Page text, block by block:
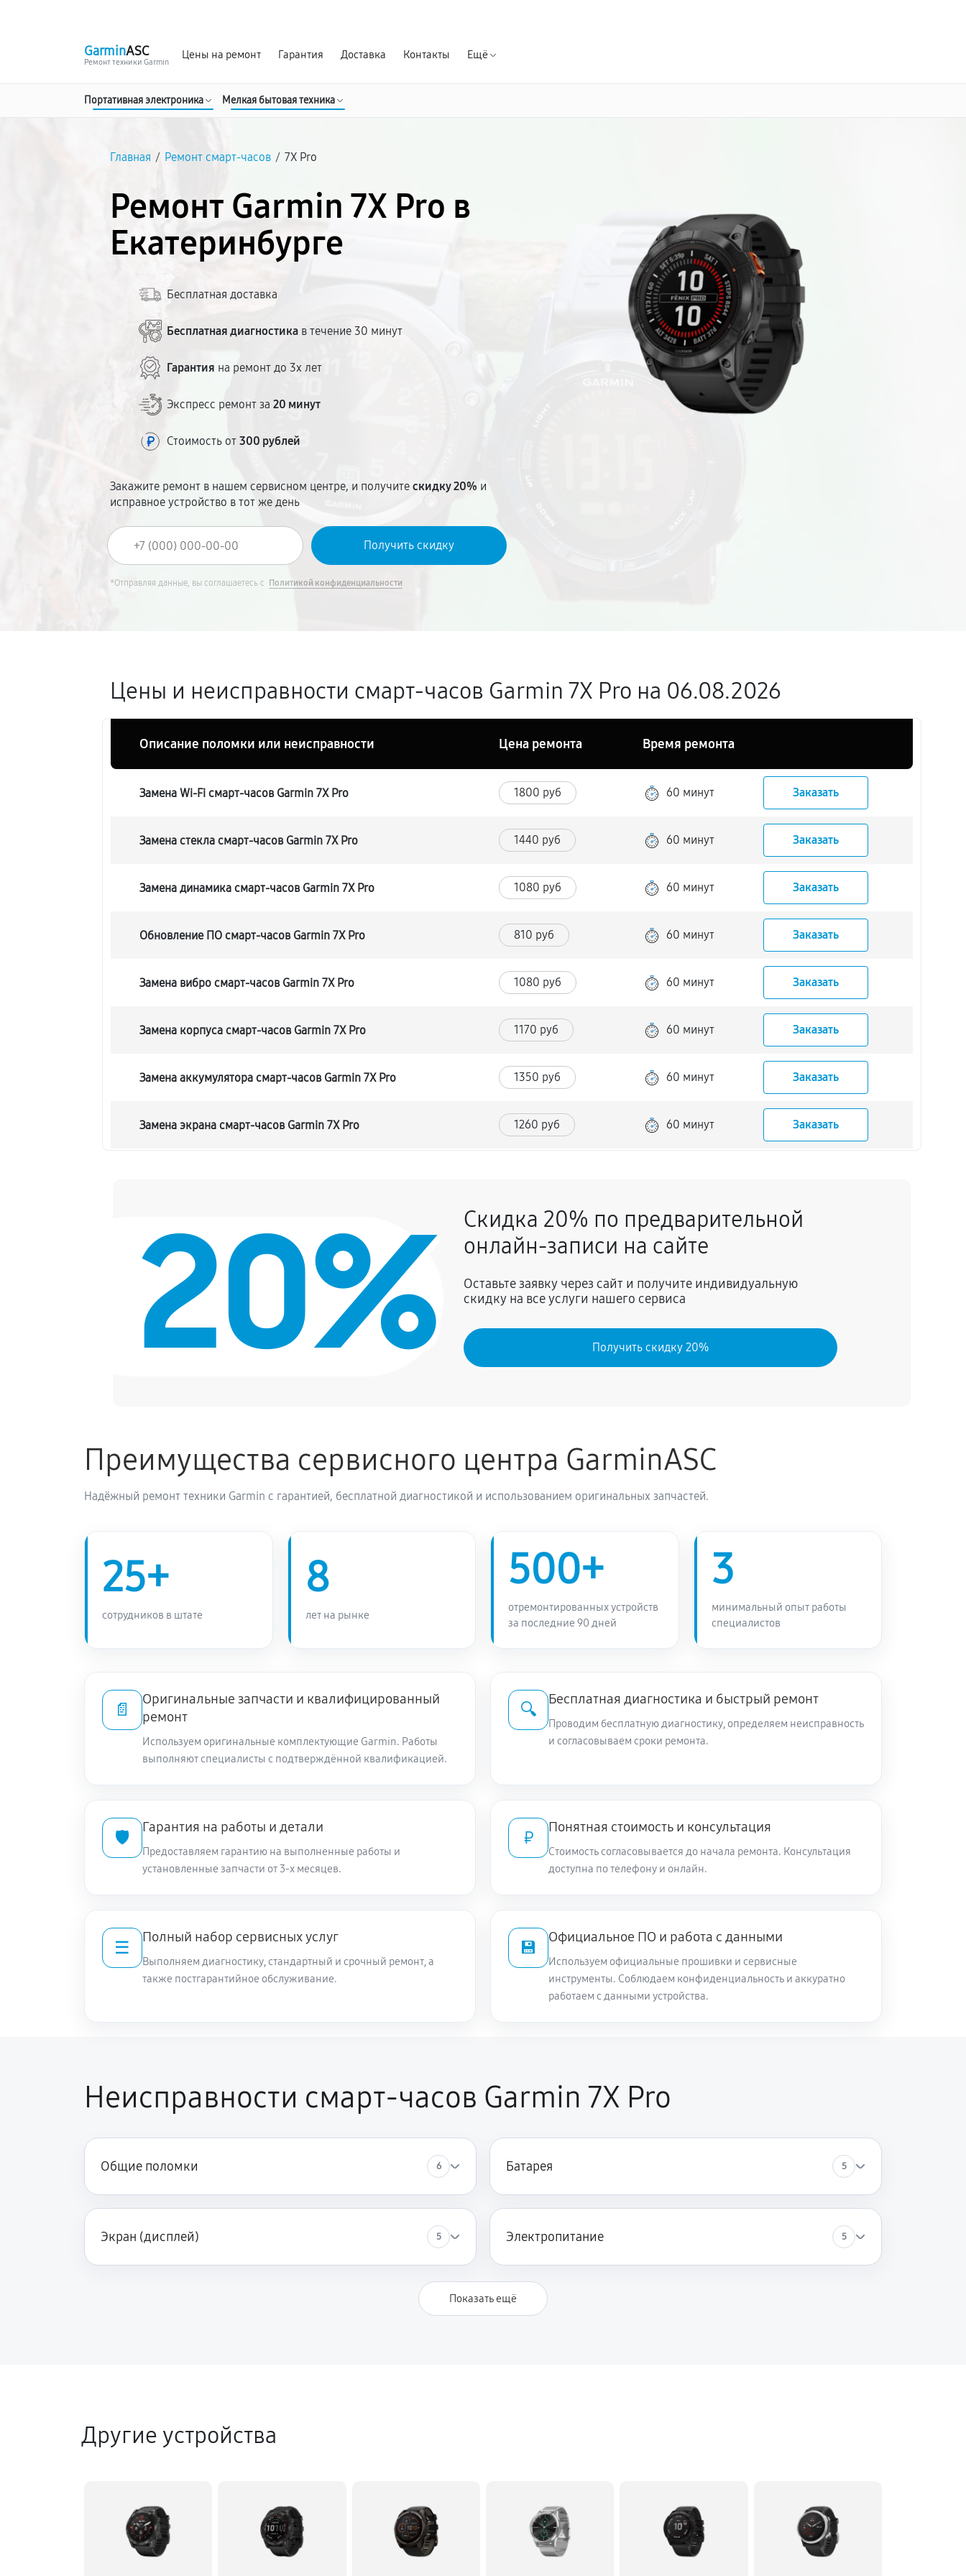
GarminASC
Ремонт техники Garmin
Цены на ремонт Гарантия Доставка Контакты Ещё
Портативная электроника Мелкая бытовая техника
Главная / Ремонт смарт-часов / 7X Pro
Ремонт Garmin 7X Pro в
Екатеринбурге
Бесплатная доставка
Бесплатная диагностика в течение 30 минут
Гарантия на ремонт до 3х лет
Экспресс ремонт за20 минут
Стоимость от300 рублей
Закажите ремонт в нашем сервисном центре, и получитескидку 20% и
исправное устройство в тот же день
*Отправляя данные, вы соглашаетесь с Политикой конфиденциальности
Цены и неисправности смарт-часов Garmin 7X Pro на 06.08.2026
Описание поломки или неисправности Цена ремонта Время ремонта
Замена Wi-Fi смарт-часов Garmin 7X Pro 1800 руб 60 минут Заказать
Замена стекла смарт-часов Garmin 7X Pro 1440 руб 60 минут Заказать
Замена динамика смарт-часов Garmin 7X Pro 1080 руб 60 минут Заказать
Обновление ПО смарт-часов Garmin 7X Pro 810 руб 60 минут Заказать
Замена вибро смарт-часов Garmin 7X Pro 1080 руб 60 минут Заказать
Замена корпуса смарт-часов Garmin 7X Pro 1170 руб 60 минут Заказать
Замена аккумулятора смарт-часов Garmin 7X Pro 1350 руб 60 минут Заказать
Замена экрана смарт-часов Garmin 7X Pro 1260 руб 60 минут Заказать
1080 руб 60 минут Заказать
Замена кнопки включения
Замена Bluetooth смарт-часов Garmin 7X Pro
20%
Скидка 20% по предварительной
онлайн-записи на сайте
Оставьте заявку через сайт и получите индивидуальную
скидку на все услуги нашего сервиса
Получить скидку 20%
Преимущества сервисного центра GarminASC
Надёжный ремонт техники Garmin с гарантией, бесплатной диагностикой и использованием оригинальных запчастей.
25+
сотрудников в штате
8
лет на рынке
500+
отремонтированных устройств
за последние 90 дней
3
минимальный опыт работы
специалистов
📄
Оригинальные запчасти и квалифицированный
ремонт
Используем оригинальные комплектующие Garmin. Работы
выполняют специалисты с подтверждённой квалификацией.
🔍
Бесплатная диагностика и быстрый ремонт
Проводим бесплатную диагностику, определяем неисправность
и согласовываем сроки ремонта.
🛡️
Гарантия на работы и детали
Предоставляем гарантию на выполненные работы и
установленные запчасти от 3-х месяцев.
₽
Понятная стоимость и консультация
Стоимость согласовывается до начала ремонта. Консультация
доступна по телефону и онлайн.
☰
Полный набор сервисных услуг
Выполняем диагностику, стандартный и срочный ремонт, а
также постгарантийное обслуживание.
💾
Официальное ПО и работа с данными
Используем официальные прошивки и сервисные
инструменты. Соблюдаем конфиденциальность и аккуратно
работаем с данными устройства.
Неисправности смарт-часов Garmin 7X Pro
Общие поломки 6 Батарея 5
Экран (дисплей) 5 Электропитание 5
Показать ещё
Другие устройства